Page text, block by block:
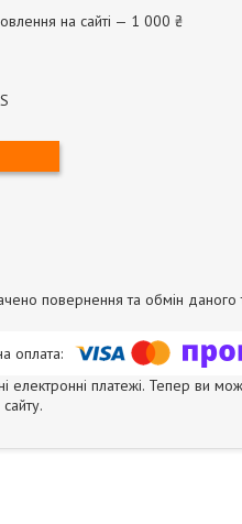
на сайті — 1 000 ₴
повернення та обмін даного
електронні платежі. Тепер ви